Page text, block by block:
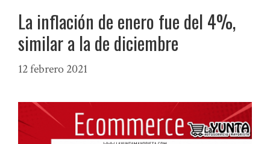
La inflación de enero fue del 4%,
similar a la de diciembre
12 febrero 2021